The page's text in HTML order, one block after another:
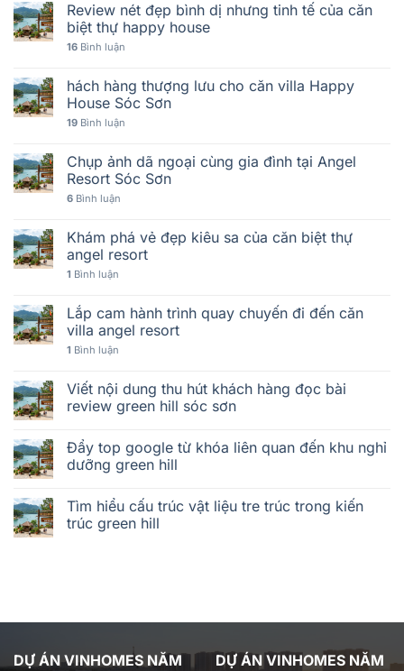
Review nét đẹp bình dị nhưng tinh tế của căn
biệt thự happy house
16 Bình luận
hách hàng thượng lưu cho căn villa Happy
House Sóc Sơn
19 Bình luận
Chụp ảnh dã ngoại cùng gia đình tại Angel
Resort Sóc Sơn
6 Bình luận
Khám phá vẻ đẹp kiêu sa của căn biệt thự
angel resort
1 Bình luận
Lắp cam hành trình quay chuyến đi đến căn
villa angel resort
1 Bình luận
Viết nội dung thu hút khách hàng đọc bài
review green hill sóc sơn
Đẩy top google từ khóa liên quan đến khu nghỉ
dưỡng green hill
Tìm hiểu cấu trúc vật liệu tre trúc trong kiến
trúc green hill
DỰ ÁN VINHOMES NĂM
DỰ ÁN VINHOMES NĂM